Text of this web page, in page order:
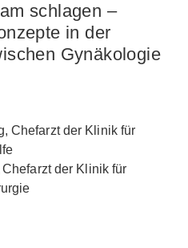
schlagen –
in der
Gynäkologie
Chefarzt der Klinik für
Chefarzt der Klinik für